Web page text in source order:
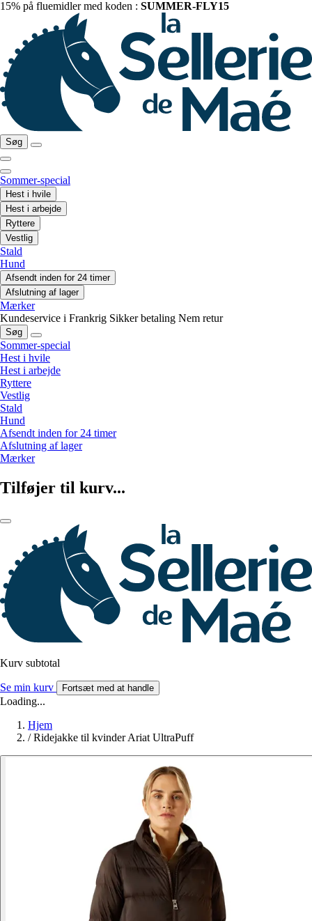
15% på fluemidler med koden : SUMMER-FLY15
Søg
Sommer-special
Hest i hvile
Hest i arbejde
Ryttere
Vestlig
Stald
Hund
Afsendt inden for 24 timer
Afslutning af lager
Mærker
Kundeservice i Frankrig Sikker betaling Nem retur
Søg
Sommer-special
Hest i hvile
Hest i arbejde
Ryttere
Vestlig
Stald
Hund
Afsendt inden for 24 timer
Afslutning af lager
Mærker
Tilføjer til kurv...
Kurv subtotal
Se min kurv Fortsæt med at handle
Loading...
Hjem
/ Ridejakke til kvinder Ariat UltraPuff